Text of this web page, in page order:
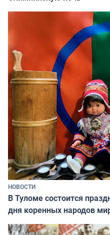
НОВОСТИ
В Туломе состоится
дня коренных народов